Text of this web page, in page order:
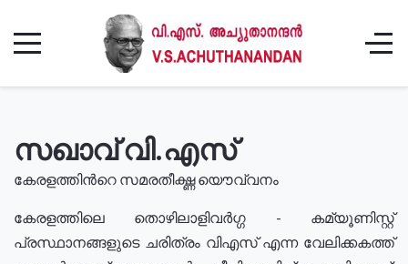
സഖാവ് വി.എസ്
കേരളത്തിൻറെ സമരതീക്ഷ്ണ യൌവ്വനം
കേരളത്തിലെ തൊഴിലാളിവർഗ്ഗ - കമ്യൂണിസ്റ്റ്
പ്രസ്ഥാനങ്ങളുടെ ചരിത്രം വിഎസ് എന്ന വേലിക്കകത്ത്